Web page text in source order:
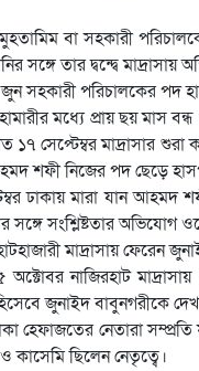
মুহতামিম বা সহকারী
সঙ্গে তার দ্বন্দ্বে মাদ্রাসায়
সহকারী পরিচালকের পদ
মধ্যে প্রায় ছয় মাস
১৭ সেপ্টেম্বর মাদ্রাসার
শফী নিজের পদ ছেড়ে
ঢাকায় মারা যান আহমদ
সঙ্গে সংশ্লিষ্টতার অভিযোগ
মাদ্রাসায় ফেরেন
নাজিরহাট
জুনাইদ বাবুনগরীকে
থাকা হেফাজতের নেতারা
কাসেমি ছিলেন নেতৃত্বে।